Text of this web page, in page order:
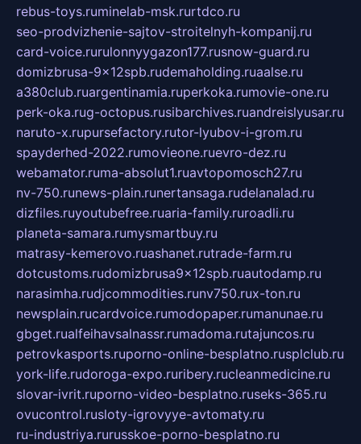
rebus-toys.ruminelab-msk.rurtdco.ru
seo-prodvizhenie-sajtov-stroitelnyh-kompanij.ru
card-voice.rurulonnyygazon177.rusnow-guard.ru
domizbrusa-9x12spb.rudemaholding.ruaalse.ru
a380club.ruargentinamia.ruperkoka.rumovie-one.ru
perk-oka.rug-octopus.rusibarchives.ruandreislyusar.ru
naruto-x.rupursefactory.rutor-lyubov-i-grom.ru
spayderhed-2022.rumovieone.ruevro-dez.ru
webamator.ruma-absolut1.ruavtopomosch27.ru
nv-750.runews-plain.runertansaga.rudelanalad.ru
dizfiles.ruyoutubefree.ruaria-family.ruroadli.ru
planeta-samara.rumysmartbuy.ru
matrasy-kemerovo.ruashanet.rutrade-farm.ru
dotcustoms.rudomizbrusa9x12spb.ruautodamp.ru
narasimha.rudjcommodities.runv750.rux-ton.ru
newsplain.rucardvoice.rumodopaper.rumanunae.ru
gbget.rualfeihavsalnassr.rumadoma.rutajuncos.ru
petrovkasports.ruporno-online-besplatno.rusplclub.ru
york-life.rudoroga-expo.ruribery.rucleanmedicine.ru
slovar-ivrit.ruporno-video-besplatno.ruseks-365.ru
ovucontrol.rusloty-igrovyye-avtomaty.ru
ru-industriya.rurusskoe-porno-besplatno.ru